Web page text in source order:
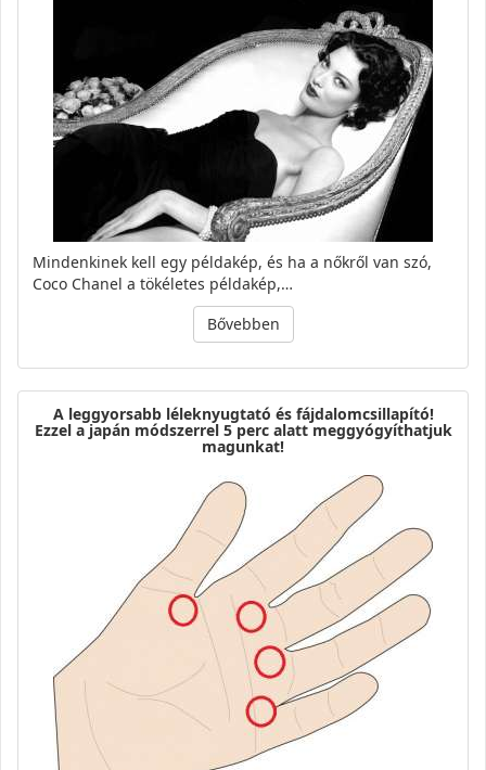
Mindenkinek kell egy példakép, és ha a nőkről van szó,
Coco Chanel a tökéletes példakép,…
Bővebben
A leggyorsabb léleknyugtató és fájdalomcsillapító!
Ezzel a japán módszerrel 5 perc alatt meggyógyíthatjuk
magunkat!